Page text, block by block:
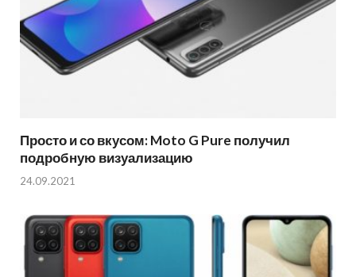
Просто и со вкусом: Moto G Pure получил
подробную визуализацию
24.09.2021